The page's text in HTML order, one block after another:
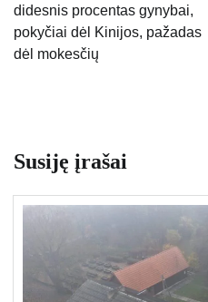
įrašų
didesnis procentas gynybai,
pokyčiai dėl Kinijos, pažadas
dėl mokesčių
Susiję įrašai